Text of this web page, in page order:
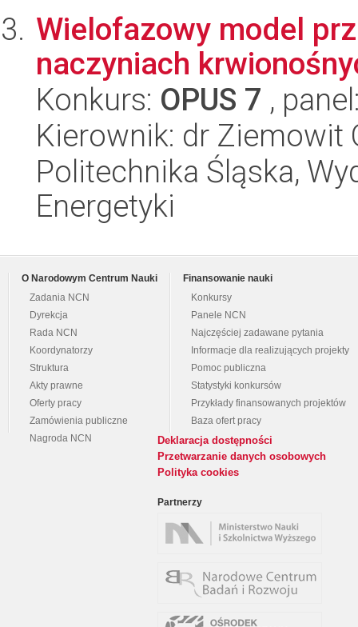
Wielofazowy model
naczyniach
Konkurs: OPUS 7 ,
Kierownik: dr Ziemowit
Politechnika Śląska,
Energetyki
O Narodowym Centrum Nauki
Zadania NCN
Dyrekcja
Rada NCN
Koordynatorzy
Struktura
Akty prawne
Oferty pracy
Zamówienia publiczne
Nagroda NCN
Finansowanie nauki
Konkursy
Panele NCN
Najczęściej zadawane pytania
Informacje dla realizujących projekty
Pomoc publiczna
Statystyki konkursów
Przykłady finansowanych projektów
Baza ofert pracy
Deklaracja dostępności
Przetwarzanie danych osobowych
Polityka cookies
Partnerzy